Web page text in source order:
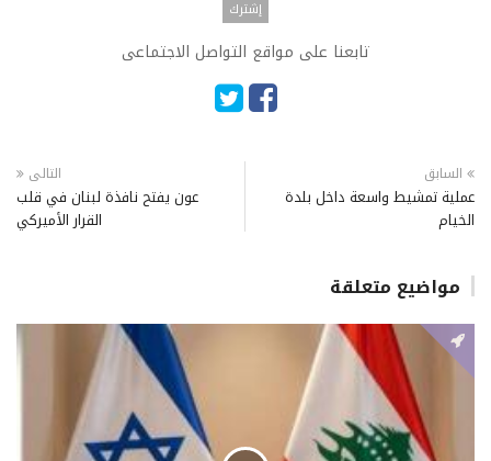
تابعنا على مواقع التواصل الاجتماعى
السابق
عملية تمشيط واسعة داخل بلدة
الخيام
التالى
عون يفتح نافذة لبنان في قلب
القرار الأميركي
مواضيع متعلقة